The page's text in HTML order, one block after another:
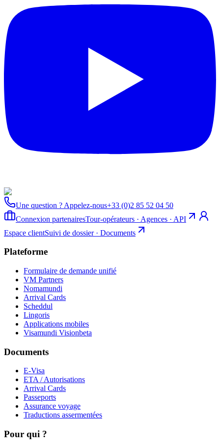
Une question ? Appelez-nous+33 (0)2 85 52 04 50
Connexion partenairesTour-opérateurs · Agences · API
Espace clientSuivi de dossier · Documents
Plateforme
Formulaire de demande unifié
VM Partners
Nomamundi
Arrival Cards
Scheddul
Lingoris
Applications mobiles
Visamundi Visionbeta
Documents
E-Visa
ETA / Autorisations
Arrival Cards
Passeports
Assurance voyage
Traductions assermentées
Pour qui ?